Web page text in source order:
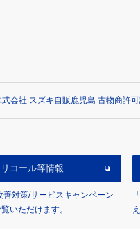
式会社 スズキ自販鹿児島 古物商許
リコール等情報
善対策/サービスキャンペーン
いただけます。